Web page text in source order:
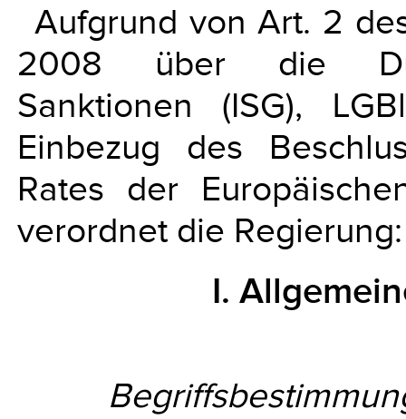
Aufgrund von Art. 2
2008 über die
Sanktionen (ISG),
Einbezug des
Rates der
verordnet die Regierung:
I.